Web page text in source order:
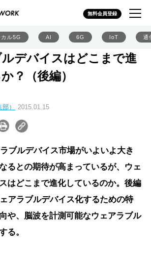
無料会員登録
カル5G AI 6G IoT 通
デバイスはどこまで進
？（後編）
） 2015.01.15
ブルデバイス市場がいよいよ大き
るとの期待が高まっているが、ウェ
はどこまで進化しているのか。後編
アラブルデバイス化するための特
や、脳波を計測可能なウェアラブル
る。